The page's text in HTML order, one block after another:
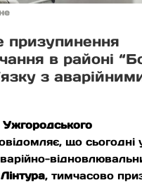
призупинення
в районі
з
Ужгородського
що сьогодні
, тимчасово